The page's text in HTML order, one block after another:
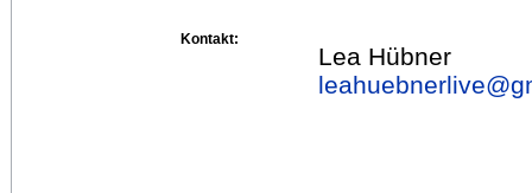
Kontakt:
Lea Hübner
leahuebnerlive@